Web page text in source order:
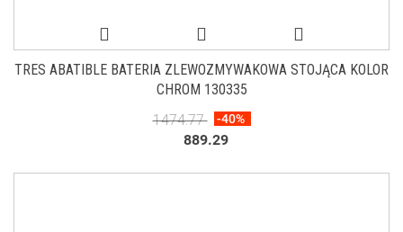
TRES ABATIBLE BATERIA ZLEWOZMYWAKOWA STOJĄCA KOLOR
CHROM 130335
1474.77
-40%
889.29